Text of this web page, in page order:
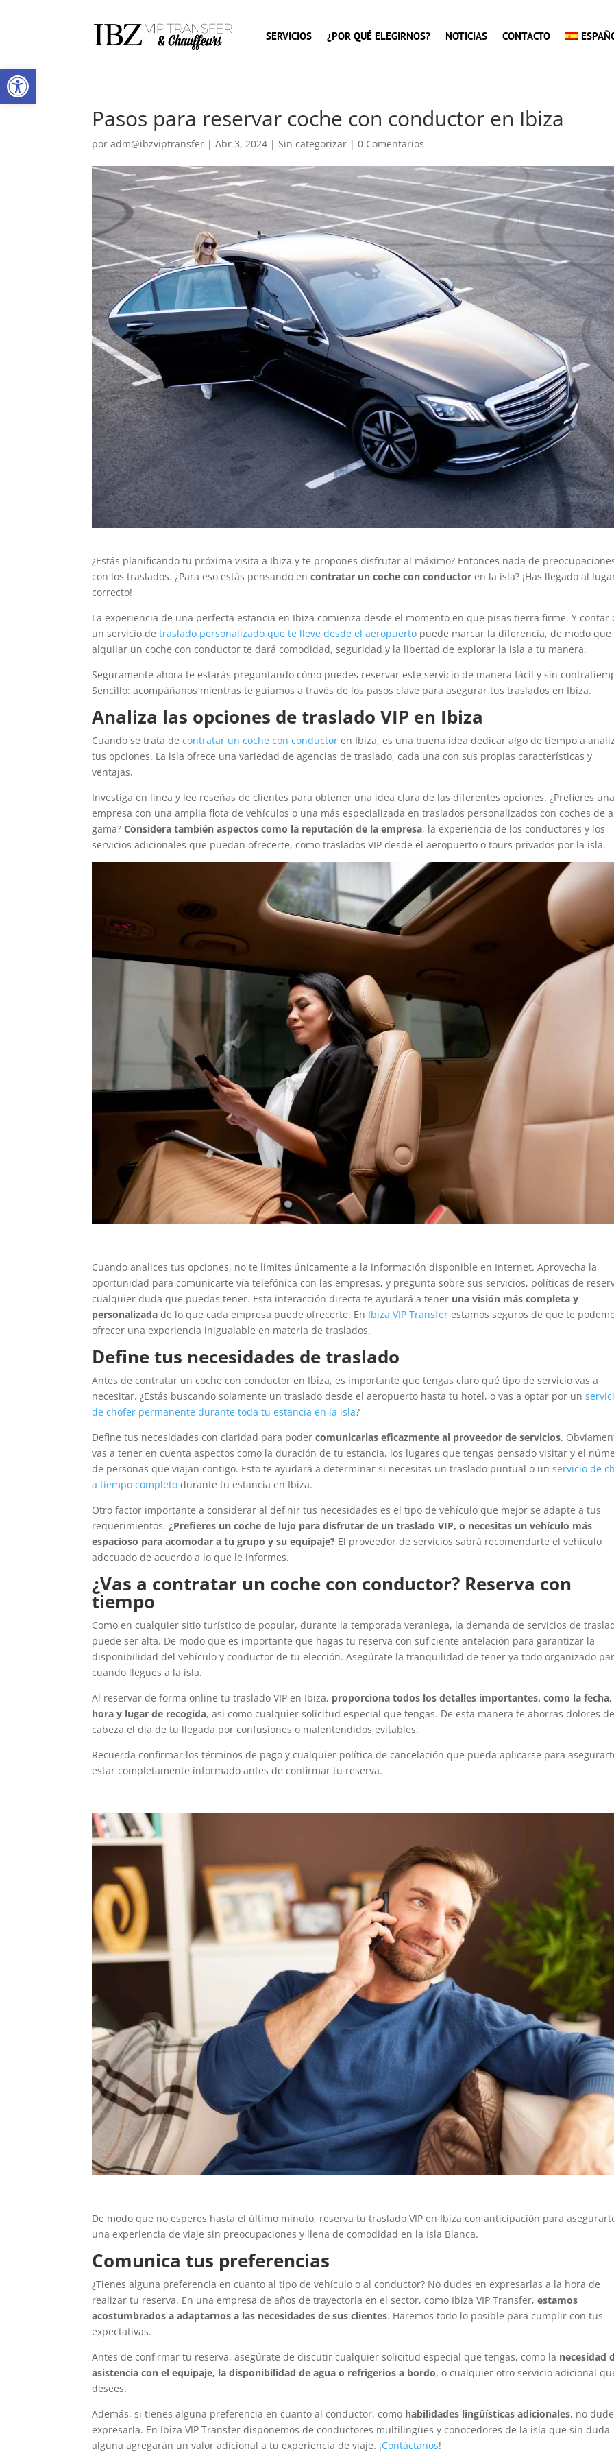
Abrir barra de herramientas
SERVICIOS ¿POR QUÉ ELEGIRNOS? NOTICIAS CONTACTO
Pasos para reservar coche con conductor en Ibiza
poradm@ibzviptransfer |Abr 3, 2024 |Sin categorizar |0 Comentarios
¿Estás planificando tu próxima visita a Ibiza y te propones disfrutar al máximo? Entonces nada de
con los traslados. ¿Para eso estás pensando encontratar un coche con conductor en la isla? ¡Has llegado al
correcto!
La experiencia de una perfecta estancia en Ibiza comienza desde el momento en que pisas tierra firme. Y contar
un servicio detraslado personalizado que te lleve desde el aeropuerto puede marcar la diferencia, de modo que
alquilar un coche con conductor te dará comodidad, seguridad y la libertad de explorar la isla a tu manera.
Seguramente ahora te estarás preguntando cómo puedes reservar este servicio de manera fácil y sin
Sencillo: acompáñanos mientras te guiamos a través de los pasos clave para asegurar tus traslados en Ibiza.
Analiza las opciones de traslado VIP en Ibiza
Cuando se trata de contratar un coche con conductor en Ibiza, es una buena idea dedicar algo de tiempo a
tus opciones. La isla ofrece una variedad de agencias de traslado, cada una con sus propias características y
ventajas.
Investiga en línea y lee reseñas de clientes para obtener una idea clara de las diferentes opciones. ¿Prefieres una
empresa con una amplia flota de vehículos o una más especializada en traslados personalizados con coches de
gama?Considera también aspectos como la reputación de la empresa, la experiencia de los conductores y los
servicios adicionales que puedan ofrecerte, como traslados VIP desde el aeropuerto o tours privados por la isla.
Cuando analices tus opciones, no te limites únicamente a la información disponible en Internet. Aprovecha la
oportunidad para comunicarte vía telefónica con las empresas, y pregunta sobre sus servicios, políticas de
cualquier duda que puedas tener. Esta interacción directa te ayudará a tener una visión más completa y
personalizada de lo que cada empresa puede ofrecerte. En Ibiza VIP Transfer estamos seguros de que te
ofrecer una experiencia inigualable en materia de traslados.
Define tus necesidades de traslado
Antes de contratar un coche con conductor en Ibiza, es importante que tengas claro qué tipo de servicio vas a
necesitar. ¿Estás buscando solamente un traslado desde el aeropuerto hasta tu hotel, o vas a optar por un
de chofer permanente durante toda tu estancia en la isla?
Define tus necesidades con claridad para podercomunicarlas eficazmente al proveedor de servicios.
vas a tener en cuenta aspectos como la duración de tu estancia, los lugares que tengas pensado visitar y el
de personas que viajan contigo. Esto te ayudará a determinar si necesitas un traslado puntual o unservicio de
a tiempo completo durante tu estancia en Ibiza.
Otro factor importante a considerar al definir tus necesidades es el tipo de vehículo que mejor se adapte a tus
requerimientos.¿Prefieres un coche de lujo para disfrutar de un traslado VIP, o necesitas un vehículo más
espacioso para acomodar a tu grupo y su equipaje? El proveedor de servicios sabrá recomendarte el vehículo
adecuado de acuerdo a lo que le informes.
¿Vas a contratar un coche con conductor? Reserva con
tiempo
Como en cualquier sitio turístico de popular, durante la temporada veraniega, la demanda de servicios de
puede ser alta. De modo que es importante que hagas tu reserva con suficiente antelación para garantizar la
disponibilidad del vehículo y conductor de tu elección. Asegúrate la tranquilidad de tener ya todo organizado
cuando llegues a la isla.
Al reservar de forma online tu traslado VIP en Ibiza, proporciona todos los detalles importantes, como la fecha,
hora y lugar de recogida, así como cualquier solicitud especial que tengas. De esta manera te ahorras dolores de
cabeza el día de tu llegada por confusiones o malentendidos evitables.
Recuerda confirmar los términos de pago y cualquier política de cancelación que pueda aplicarse para
estar completamente informado antes de confirmar tu reserva.
De modo que no esperes hasta el último minuto, reserva tu traslado VIP en Ibiza con anticipación para
una experiencia de viaje sin preocupaciones y llena de comodidad en la Isla Blanca.
Comunica tus preferencias
¿Tienes alguna preferencia en cuanto al tipo de vehículo o al conductor? No dudes en expresarlas a la hora de
realizar tu reserva. En una empresa de años de trayectoria en el sector, como Ibiza VIP Transfer,estamos
acostumbrados a adaptarnos a las necesidades de sus clientes. Haremos todo lo posible para cumplir con tus
expectativas.
Antes de confirmar tu reserva, asegúrate de discutir cualquier solicitud especial que tengas, como la necesidad
asistencia con el equipaje, la disponibilidad de agua o refrigerios a bordo, o cualquier otro servicio adicional
desees.
Además, si tienes alguna preferencia en cuanto al conductor, como habilidades lingüísticas adicionales, no
expresarla. En Ibiza VIP Transfer disponemos de conductores multilingües y conocedores de la isla que sin duda
alguna agregarán un valor adicional a tu experiencia de viaje. ¡Contáctanos!